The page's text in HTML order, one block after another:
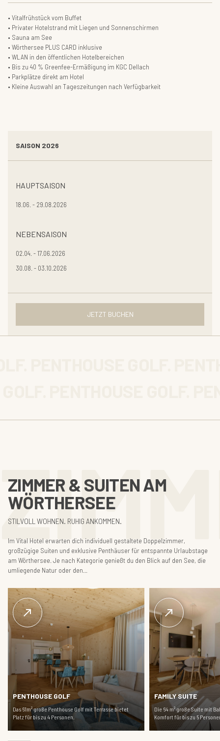
• Vitalfrühstück vom Buffet
• Privater Hotelstrand mit Liegen und Sonnenschirmen
• Sauna am See
• Wörthersee PLUS CARD inklusive
• WLAN in den öffentlichen Hotelbereichen
• Bis zu 40 % Greenfee-Ermäßigung im KGC Dellach
• Parkplätze direkt am Hotel
• Kleine Auswahl an Tageszeitungen nach Verfügbarkeit
SAISON 2026
HAUPTSAISON
18.06. - 29.08.2026
NEBENSAISON
02.04. - 17.06.2026
30.08. - 03.10.2026
JETZT BUCHEN
ZIMMER & SUITEN AM
WÖRTHERSEE
STILVOLL WOHNEN. RUHIG ANKOMMEN.
Im Vital Hotel erwarten dich individuell gestaltete Doppelzimmer,
großzügige Suiten und exklusive Penthäuser für entspannte Urlaubstage
am Wörthersee. Je nach Kategorie genießt du den Blick auf den See, die
umliegende Natur oder den...
PENTHOUSE GOLF
Das 61m² große Penthouse Golf mit Terrasse bietet
Platz für bis zu 4 Personen.
FAMILY SUITE
Die 64 m² große Suite mit
Komfort für bis zu 5